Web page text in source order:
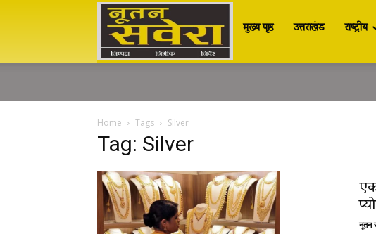
Nutan
सवेरा
मुख्य पृष्ठ उत्तराखंड राष्ट्रीय
Home Tags Silver
Tag: Silver
नूतन